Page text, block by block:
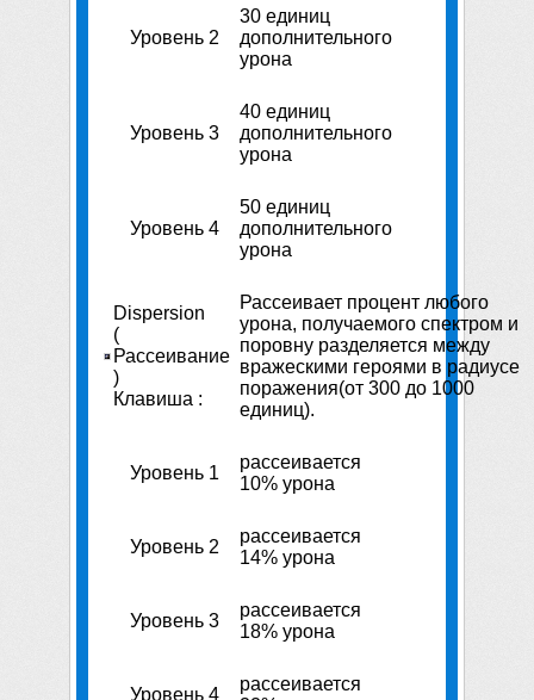
Уровень 2
30 единиц
дополнительного
урона
Уровень 3
40 единиц
дополнительного
урона
Уровень 4
50 единиц
дополнительного
урона
Dispersion
(
Рассеивание
)
Клавиша :
Рассеивает процент любого
урона, получаемого спектром и
поровну разделяется между
вражескими героями в радиусе
поражения(от 300 до 1000
единиц).
Уровень 1
рассеивается
10% урона
Уровень 2
рассеивается
14% урона
Уровень 3
рассеивается
18% урона
Уровень 4
рассеивается